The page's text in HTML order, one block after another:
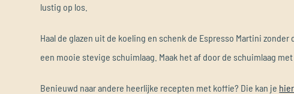
lustig op los.
Haal de glazen uit de koeling en schenk de Espresso Martini
een mooie stevige schuimlaag. Maak het af door de schuimlaag
Benieuwd naar andere heerlijke recepten met koffie? Die kan je hier